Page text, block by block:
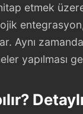
etmek
Aynı
yapılması